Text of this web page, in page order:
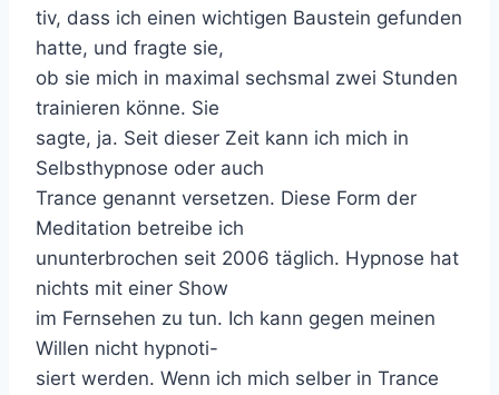
tiv, dass ich einen wichtigen Baustein gefunden
hatte, und fragte sie,
ob sie mich in maximal sechsmal zwei Stunden
trainieren könne. Sie
sagte, ja. Seit dieser Zeit kann ich mich in
Selbsthypnose oder auch
Trance genannt versetzen. Diese Form der
Meditation betreibe ich
ununterbrochen seit 2006 täglich. Hypnose hat
nichts mit einer Show
im Fernsehen zu tun. Ich kann gegen meinen
Willen nicht hypnoti-
siert werden. Wenn ich mich selber in Trance